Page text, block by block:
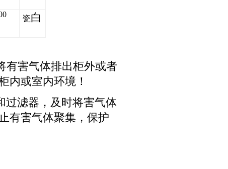
瓷白
有害气体排出柜外或者
内或室内环境！
过滤器，及时将害气体
有害气体聚集，保护